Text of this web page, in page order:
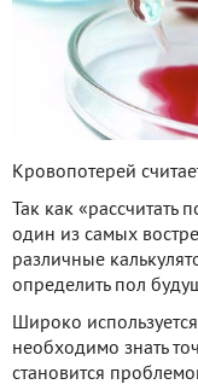
Кровопотерей
Так как
один из самых
различные
определить пол
Широко
необходимо знать
становится